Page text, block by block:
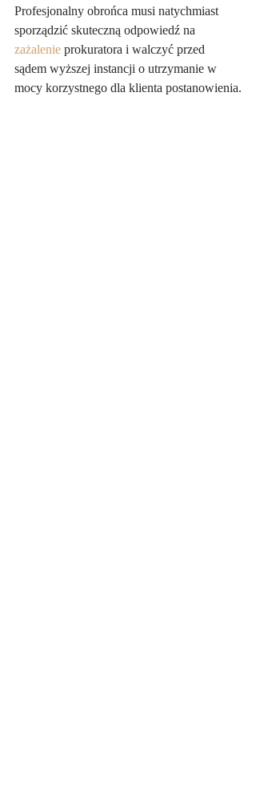
Profesjonalny obrońca musi natychmiast
sporządzić skuteczną odpowiedź na
zażalenie prokuratora i walczyć przed
sądem wyższej instancji o utrzymanie w
mocy korzystnego dla klienta postanowienia.